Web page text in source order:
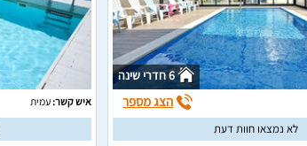
6 חדרי שינה
הצג מספר
לא נמצאו חוות דעת
איש קשר:עמית